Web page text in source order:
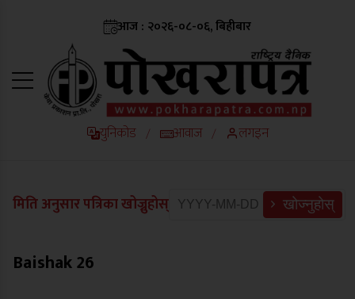
आज : २०२६-०८-०६, बिहीबार
युनिकोड / आवाज / लगइन
मिति अनुसार पत्रिका खोज्नुहोस् खोज्नुहोस्
Baishak 26